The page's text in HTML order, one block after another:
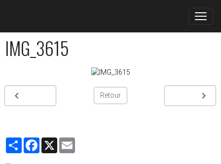
IMG_3615
Retour
PartagerFacebook
X